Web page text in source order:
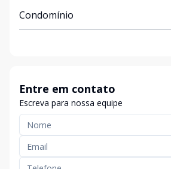
Condomínio
Entre em contato
Escreva para nossa equipe